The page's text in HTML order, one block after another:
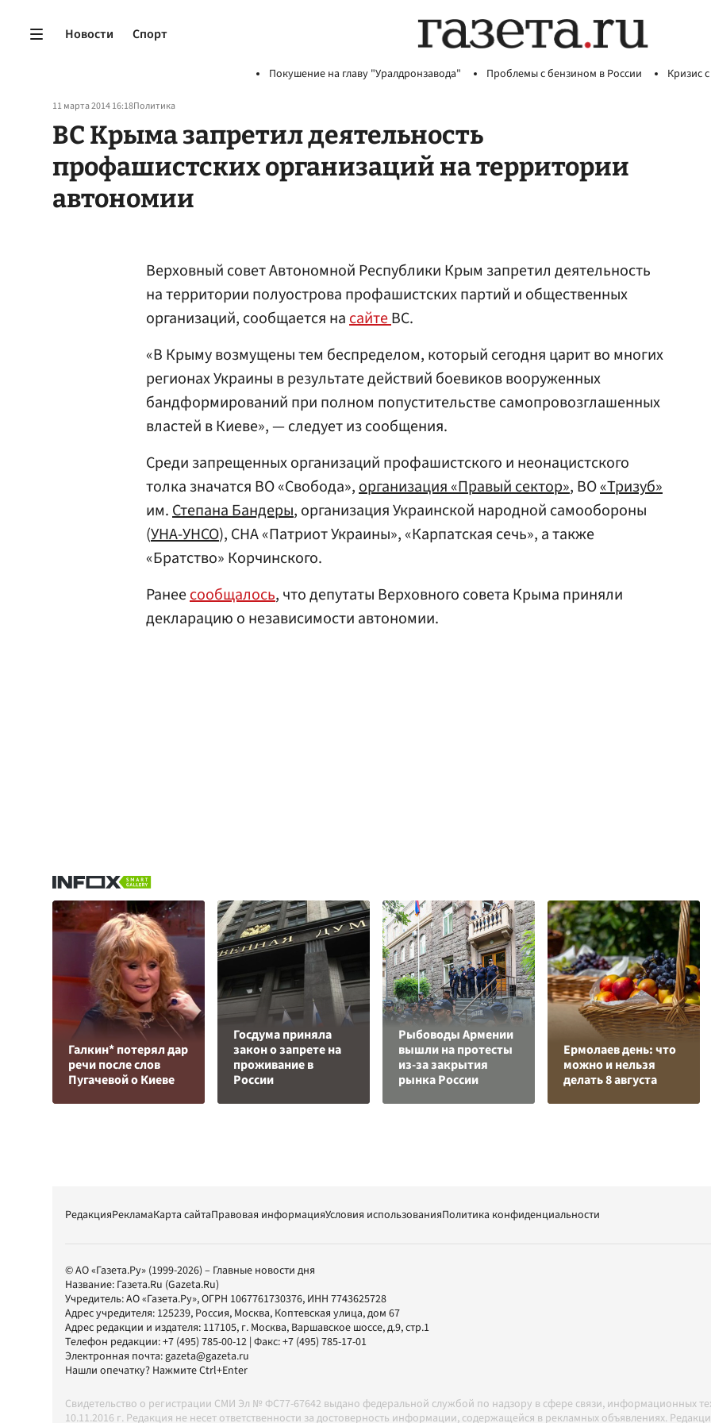
Новости Спорт
Покушение на главу "Уралдронзавода" Проблемы с бензином в России Кризис
11 марта 2014 16:18Политика
ВС Крыма запретил деятельность
профашистских организаций на территории
автономии
Верховный совет Автономной Республики Крым запретил деятельность
на территории полуострова профашистских партий и общественных
организаций, сообщается насайтеВС.
«В Крыму возмущены тем беспределом, который сегодня царит во многих
регионах Украины в результате действий боевиков вооруженных
бандформирований при полном попустительстве самопровозглашенных
властей в Киеве», — следует из сообщения.
Среди запрещенных организаций профашистского и неонацистского
толка значатся ВО «Свобода»,организация «Правый сектор», ВО«Тризуб»
им.Степана Бандеры, организация Украинской народной самообороны
(УНА-УНСО), СНА «Патриот Украины», «Карпатская сечь», а также
«Братство» Корчинского.
Ранеесообщалось, что депутаты Верховного совета Крыма приняли
декларацию о независимости автономии.
Галкин* потерял дар
речи после слов
Пугачевой о Киеве
Госдума приняла
закон о запрете на
проживание в
России
Рыбоводы Армении
вышли на протесты
из-за закрытия
рынка России
Ермолаев день: что
можно и нельзя
делать 8 августа
РедакцияРекламаКарта сайтаПравовая информацияУсловия использованияПолитика конфиденциальности
© АО «Газета.Ру» (1999-2026) – Главные новости дня
Название: Газета.Ru (Gazeta.Ru)
Учредитель:АО «Газета.Ру», ОГРН 1067761730376, ИНН 7743625728
Адрес учредителя: 125239, Россия, Москва, Коптевская улица, дом 67
Адрес редакции и издателя: 117105, г. Москва, Варшавское шоссе, д.9, стр.1
Телефон редакции:+7 (495) 785-00-12 | Факс:+7 (495) 785-17-01
Электронная почта:gazeta@gazeta.ru
Нашли опечатку? Нажмите Ctrl+Enter
Свидетельство о регистрации СМИ Эл № ФС77-67642 выдано федеральной службой по надзору в сфере связи, информационных
10.11.2016 г. Редакция не несет ответственности за достоверность информации, содержащейся в рекламных объявлениях.